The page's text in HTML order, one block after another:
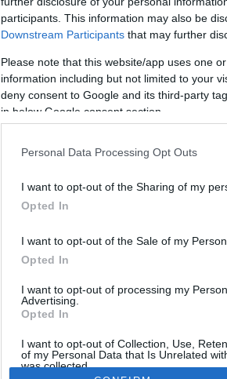
participants. This information may also be
Downstream Participants that may further
Please note that this website/app uses one
information including but not limited to your
deny consent to Google and its third-party
in below Google consent section.
Personal Data Processing Opt Outs
I want to opt-out of the Sharing of my
Opted In
I want to opt-out of the Sale of my
Opted In
I want to opt-out of processing my
Advertising.
Opted In
I want to opt-out of Collection, Use,
of my Personal Data that Is Unrelated
was collected.